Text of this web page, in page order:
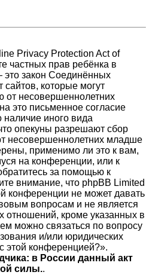
Privacy Protection Act of
частных прав ребёнка в
это закон Соединённых
которые могут
от несовершеннолетних
это письменное согласие
наличие иного вида
опекуны разрешают сбор
несовершеннолетних младше
применимо ли это к вам,
на конференции, или к
за помощью к
внимание, что phpBB Limited
конференции не может давать
вопросам и не является
отношений, кроме указанных в
можно связаться по вопросу
и/или юридических
этой конференцией?».
в России данный акт
силы..